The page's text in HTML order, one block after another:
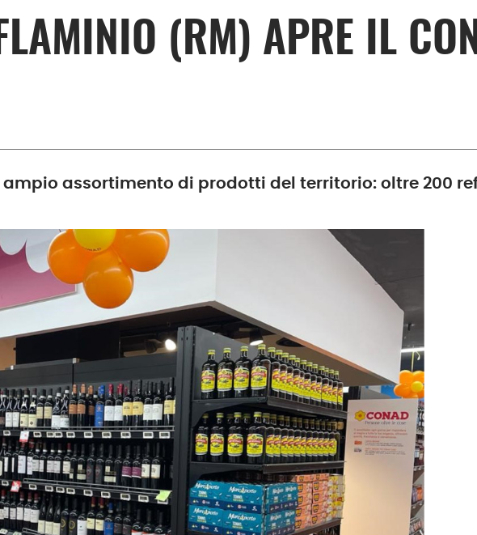
(RM) APRE IL
ampio assortimento di prodotti del territorio: oltre 200